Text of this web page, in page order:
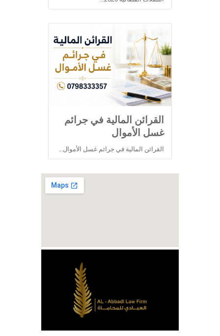
القرائن المالية في جرائم
غسل الأموال
القرائن المالية في جرائم غسل الأموال...